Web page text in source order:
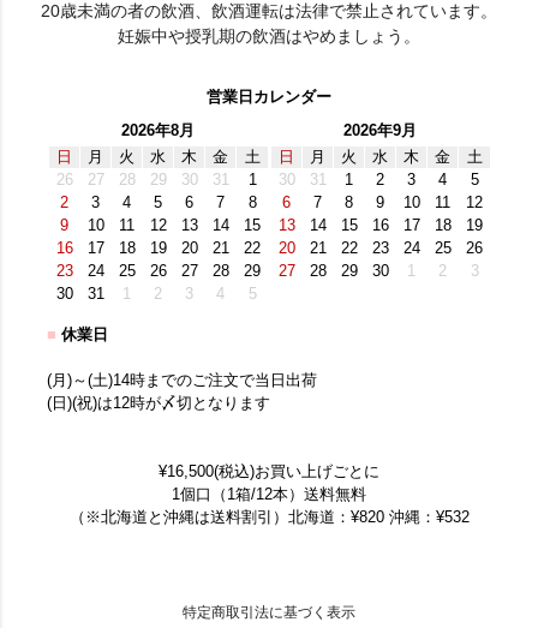
20歳未満の者の飲酒、飲酒運転は法律で禁止されています。
妊娠中や授乳期の飲酒はやめましょう。
営業日カレンダー
2026年8月
日
月 火 水 木 金
土
26
27 28 29 30 31
1
2
3 4 5 6 7
8
9
10 11 12 13 14
15
16
17 18 19 20 21
22
23
24 25 26 27 28
29
30
31 1 2 3 4 5
2026年9月
日
月 火 水 木 金
土
30
31 1 2 3 4
5
6
7 8 9 10 11
12
13
14 15 16 17 18
19
20
21 22 23 24 25
26
27
28 29 30 1 2 3
■ 休業日
(月)～(土)14時までのご注文で当日出荷
(日)(祝)は12時が〆切となります
¥16,500(税込)お買い上げごとに
1個口（1箱/12本）送料無料
（※北海道と沖縄は送料割引）北海道：¥820 沖縄：¥532
特定商取引法に基づく表示